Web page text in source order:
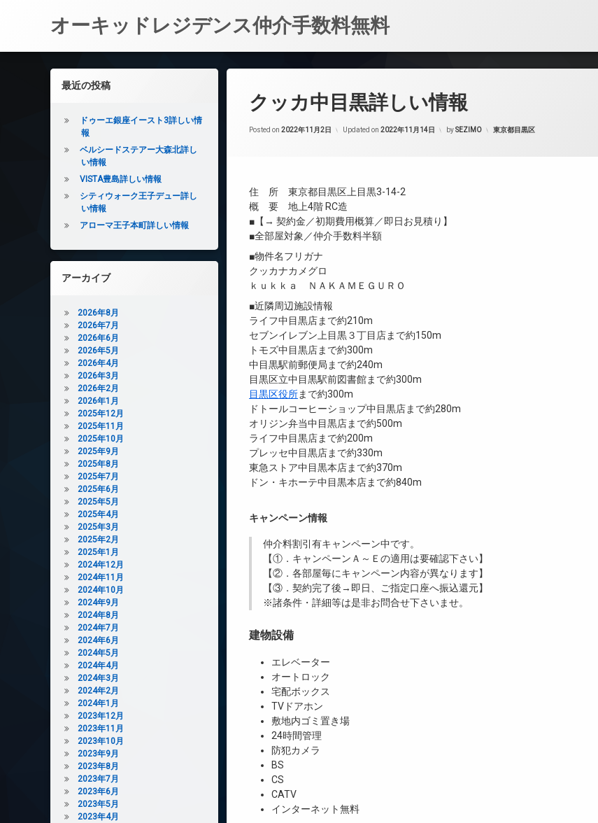
オーキッドレジデンス仲介手数料無料
クッカ中目黒詳しい情報
Posted on 2022年11月2日 Updated on 2022年11月14日 bySEZIMO カテゴリー:
東京都目黒区
住 所 東京都目黒区上目黒3-14-2
概 要 地上4階 RC造
■【→ 契約金／初期費用概算／即日お見積り】
■全部屋対象／仲介手数料半額
■物件名フリガナ
クッカナカメグロ
ｋｕｋｋａ ＮＡＫＡＭＥＧＵＲＯ
■近隣周辺施設情報
ライフ中目黒店まで約210m
セブンイレブン上目黒３丁目店まで約150m
トモズ中目黒店まで約300m
中目黒駅前郵便局まで約240m
目黒区立中目黒駅前図書館まで約300m
目黒区役所まで約300m
ドトールコーヒーショップ中目黒店まで約280m
オリジン弁当中目黒店まで約500m
ライフ中目黒店まで約200m
プレッセ中目黒店まで約330m
東急ストア中目黒本店まで約370m
ドン・キホーテ中目黒本店まで約840m
キャンペーン情報
仲介料割引有キャンペーン中です。
【①．キャンペーンＡ～Ｅの適用は要確認下さい】
【②．各部屋毎にキャンペーン内容が異なります】
【③．契約完了後→即日、ご指定口座へ振込還元】
※諸条件・詳細等は是非お問合せ下さいませ。
建物設備
エレベーター
オートロック
宅配ボックス
TVドアホン
敷地内ゴミ置き場
24時間管理
防犯カメラ
BS
CS
CATV
インターネット無料
左サイドバー
最近の投稿
ドゥーエ銀座イースト3詳しい情
報
ベルシードステアー大森北詳し
い情報
VISTA豊島詳しい情報
シティウォーク王子デュー詳し
い情報
アローマ王子本町詳しい情報
アーカイブ
2026年8月
2026年7月
2026年6月
2026年5月
2026年4月
2026年3月
2026年2月
2026年1月
2025年12月
2025年11月
2025年10月
2025年9月
2025年8月
2025年7月
2025年6月
2025年5月
2025年4月
2025年3月
2025年2月
2025年1月
2024年12月
2024年11月
2024年10月
2024年9月
2024年8月
2024年7月
2024年6月
2024年5月
2024年4月
2024年3月
2024年2月
2024年1月
2023年12月
2023年11月
2023年10月
2023年9月
2023年8月
2023年7月
2023年6月
2023年5月
2023年4月